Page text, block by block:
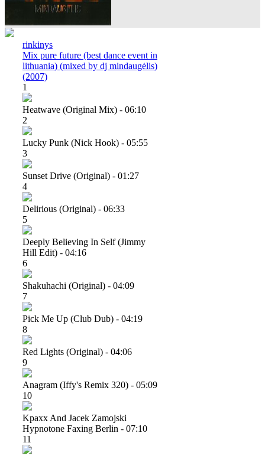
rinkinys
Mix pure future (best dance event in
lithuania) (mixed by dj mindaugėlis)
(2007)
1
Heatwave (original Mix) - 06:10
2
Lucky Punk (nick Hook) - 05:55
3
Sunset Drive (original) - 01:27
4
Delirious (original) - 06:33
5
Deeply Believing In Self (jimmy
Hill Edit) - 04:16
6
Shakuhachi (original) - 04:09
7
Pick Me Up (club Dub) - 04:19
8
Red Lights (original) - 04:06
9
Anagram (iffy's Remix 320) - 05:09
10
Kpaxx And Jacek Zamojski
Hypnotone Faxing Berlin - 07:10
11